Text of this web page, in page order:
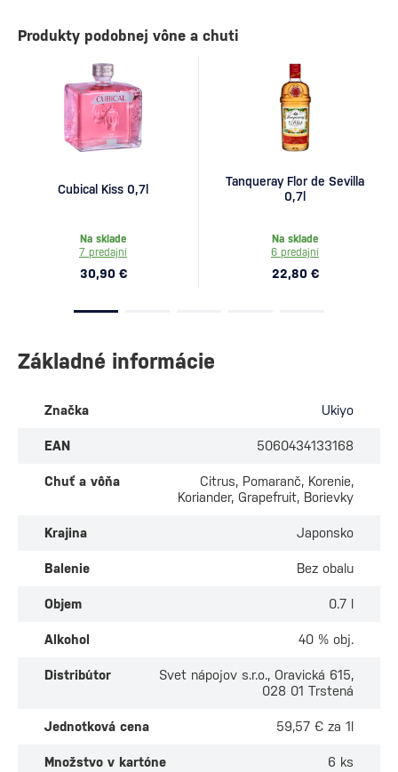
Produkty podobnej vône a chuti
Cubical Kiss 0,7l
Na sklade
7 predajní
30,90 €
Tanqueray Flor de Sevilla
0,7l
Na sklade
6 predajní
22,80 €
Základné informácie
Značka Ukiyo
EAN 5060434133168
Chuť a vôňa
Citrus, Pomaranč, Korenie,
Koriander, Grapefruit, Borievky
Krajina Japonsko
Balenie Bez obalu
Objem 0.7 l
Alkohol 40 % obj.
Distribútor
Svet nápojov s.r.o., Oravická 615,
028 01 Trstená
Jednotková cena 59,57 € za 1l
Množstvo v kartóne 6 ks